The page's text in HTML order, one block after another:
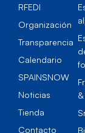
RFEDI
Organización
Transparencia
Calendario
SPAINSNOW
Noticias
Tienda
Contacto